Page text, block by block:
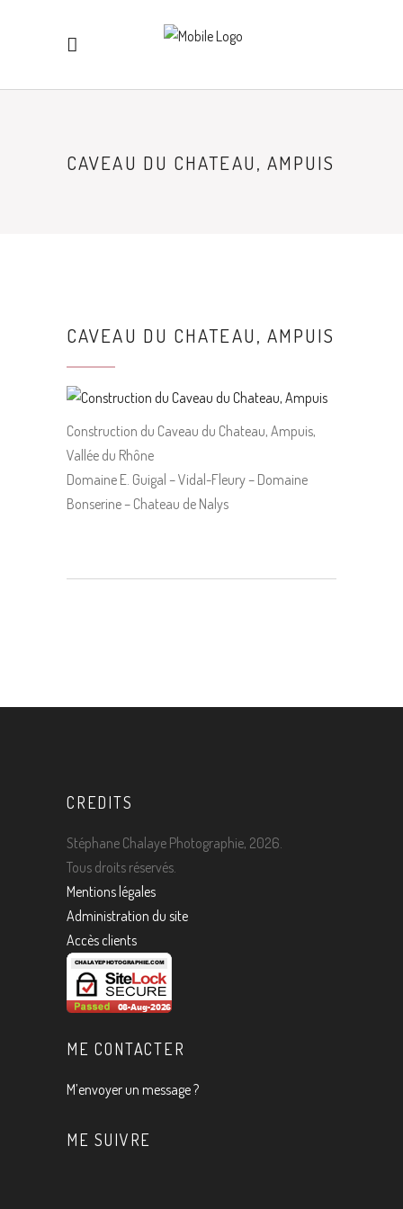
CAVEAU DU CHATEAU, AMPUIS
CAVEAU DU CHATEAU, AMPUIS
Construction du Caveau du Chateau, Ampuis,
Vallée du Rhône
Domaine E. Guigal – Vidal-Fleury – Domaine
Bonserine – Chateau de Nalys
CREDITS
Stéphane Chalaye Photographie, 2026.
Tous droits réservés.
Mentions légales
Administration du site
Accès clients
ME CONTACTER
M’envoyer un message ?
ME SUIVRE